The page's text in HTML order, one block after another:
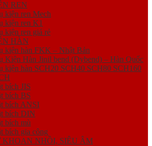
REN
kiện ren Mech
kiện ren K1
kiện ren giá rẻ
HÀN
kiện hàn FKK – Nhật Bản
Kiện Hàn Jinil bend (Dybend) – Hàn Quốc
kiện hàn SCH20 SCH40 SCH80 SCH160
bích JIS
bích BS
bích ANSI
bích DIN
bích mù
bích gia công
NHỒI, SIÊU ÂM